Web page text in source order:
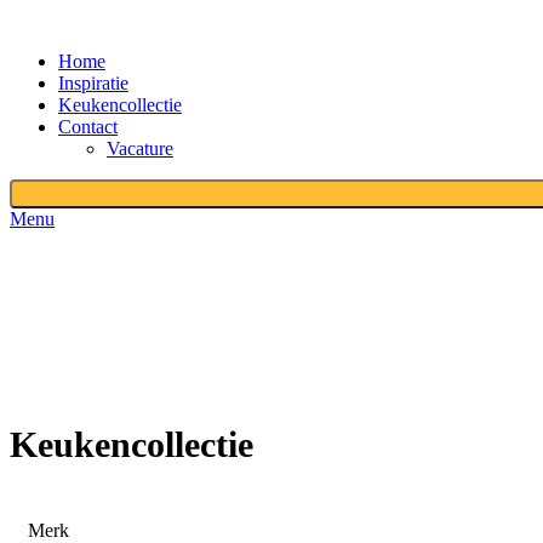
Home
Inspiratie
Keukencollectie
Contact
Vacature
Menu
Keukencollectie
Merk